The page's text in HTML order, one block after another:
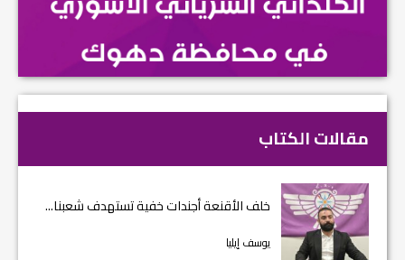
مقالات الكتاب
خلف الأقنعة أجندات خفية تستهدف شعبنا...
يوسف إيليا